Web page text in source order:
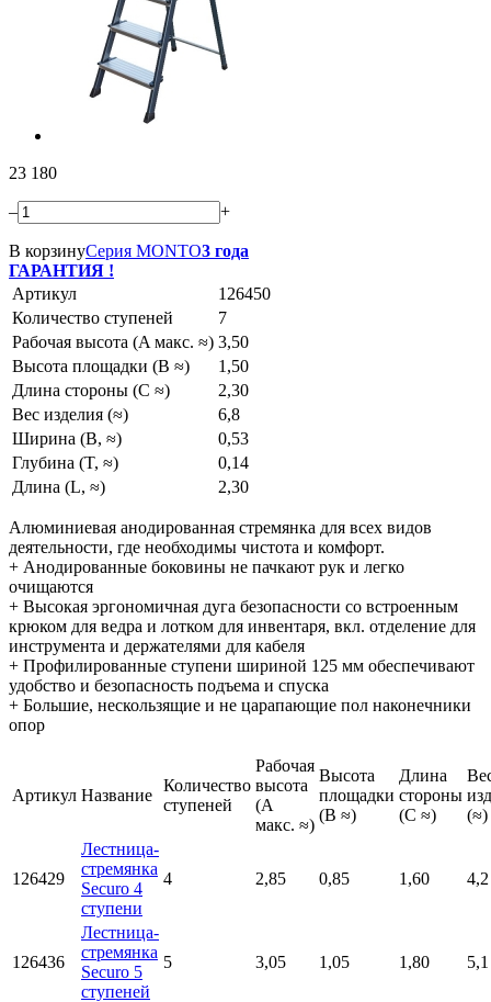
23 180
– +
В корзинуСерия MONTO3 года
ГАРАНТИЯ !
Артикул
126450
Количество ступеней
7
Рабочая высота (A макс. ≈) 3,50
Высота площадки (B ≈)
1,50
Длина стороны (C ≈)
2,30
Вес изделия (≈)
6,8
Ширина (B, ≈)
0,53
Глубина (T, ≈)
0,14
Длина (L, ≈)
2,30
Алюминиевая анодированная стремянка для всех видов
деятельности, где необходимы чистота и комфорт.
+ Анодированные боковины не пачкают рук и легко
очищаются
+ Высокая эргономичная дуга безопасности со встроенным
крюком для ведра и лотком для инвентаря, вкл. отделение для
инструмента и держателями для кабеля
+ Профилированные ступени шириной 125 мм обеспечивают
удобство и безопасность подъема и спуска
+ Большие, нескользящие и не царапающие пол наконечники
опор
Артикул Название
Количество
ступеней
Рабочая
высота
(A
макс. ≈)
Высота
площадки
(B ≈)
Длина
стороны
(C ≈)
(≈)
126429
Лестница-
стремянка
Securo 4
ступени
4 2,85 0,85 1,60 4,2
126436
Лестница-
стремянка
Securo 5
ступеней
5 3,05 1,05 1,80 5,1